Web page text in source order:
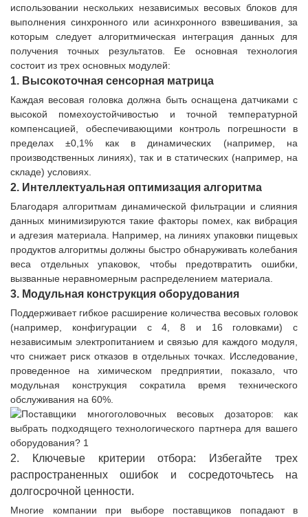
использовании нескольких независимых весовых блоков для
выполнения синхронного или асинхронного взвешивания, за
которым следует алгоритмическая интеграция данных для
получения точных результатов. Ее основная технология
состоит из трех основных модулей:
1. Высокоточная сенсорная матрица
Каждая весовая головка должна быть оснащена датчиками с
высокой помехоустойчивостью и точной температурной
компенсацией, обеспечивающими контроль погрешности в
пределах ±0,1% как в динамических (например, на
производственных линиях), так и в статических (например, на
складе) условиях.
2. Интеллектуальная оптимизация алгоритма
Благодаря алгоритмам динамической фильтрации и слияния
данных минимизируются такие факторы помех, как вибрация
и адгезия материала. Например, на линиях упаковки пищевых
продуктов алгоритмы должны быстро обнаруживать колебания
веса отдельных упаковок, чтобы предотвратить ошибки,
вызванные неравномерным распределением материала.
3. Модульная конструкция оборудования
Поддерживает гибкое расширение количества весовых головок
(например, конфигурации с 4, 8 и 16 головками) с
независимым электропитанием и связью для каждого модуля,
что снижает риск отказов в отдельных точках. Исследование,
проведенное на химическом предприятии, показало, что
модульная конструкция сократила время технического
обслуживания на 60%.
2. Ключевые критерии отбора: Избегайте трех
распространенных ошибок и сосредоточьтесь на
долгосрочной ценности.
Многие компании при выборе поставщиков попадают в